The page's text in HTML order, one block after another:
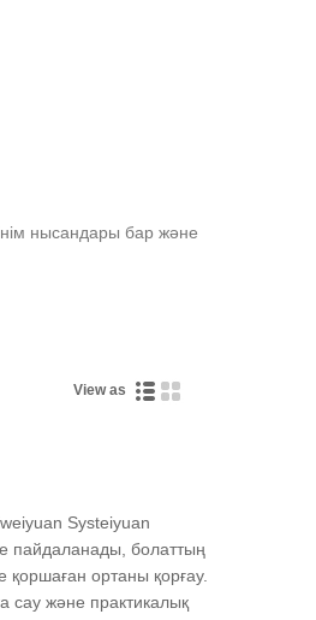
нысандары бар және
View as
Systeiyuan
пайдаланады, болаттың
ортаны қорғау.
сау және практикалық